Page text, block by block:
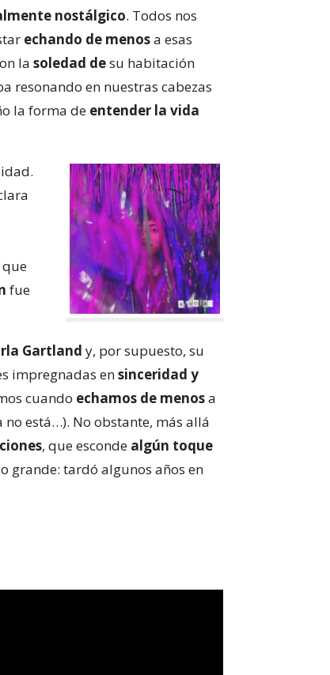
nostálgico. Todos nos
echando de menosa esas
lasoledad desu habitación
resonando en nuestras cabezas
la forma de entender la vida
fue
Gartlandy, por supuesto, su
impregnadas ensinceridad y
cuando echamos de menosa
no está…). No obstante, más allá
, que esconde algún toque
grande: tardó algunos años en